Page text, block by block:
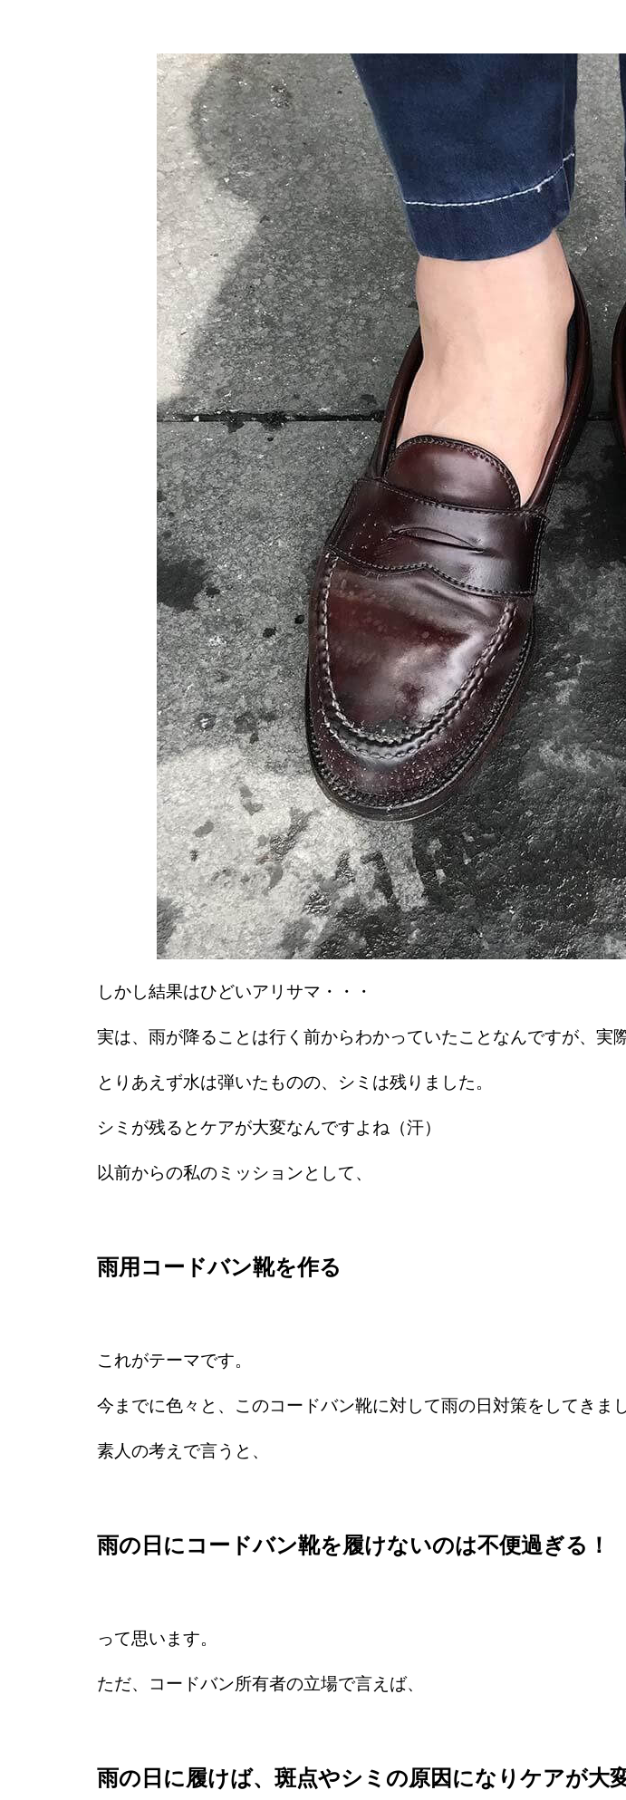
しかし結果はひどいアリサマ・・・
実は、雨が降ることは行く前からわかっていたことなんですが、実
とりあえず水は弾いたものの、シミは残りました。
シミが残るとケアが大変なんですよね（汗）
以前からの私のミッションとして、
雨用コードバン靴を作る
これがテーマです。
今までに色々と、このコードバン靴に対して雨の日対策をしてきまし
素人の考えで言うと、
雨の日にコードバン靴を履けないのは不便過ぎる！
って思います。
ただ、コードバン所有者の立場で言えば、
雨の日に履けば、斑点やシミの原因になりケアが大